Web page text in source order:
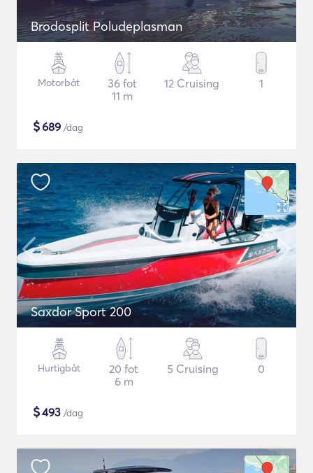
Brodosplit Poludeplasman
Motorbåt
36 fot
11 m
12 Cruising 1
$689 /dag
Saxdor Sport 200
Hurtigbåt
20 fot
6 m
5 Cruising 0
$493 /dag